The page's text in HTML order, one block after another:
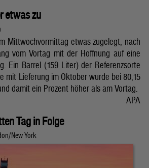
etwas zu
Mittwochvormittag etwas zugelegt, nach
vom Vortag mit der Hoffnung auf eine
Ein Barrel (159 Liter) der Referenzsorte
mit Lieferung im Oktober wurde bei 80,15
damit ein Prozent höher als am Vortag.
APA
Tag in Folge
New York